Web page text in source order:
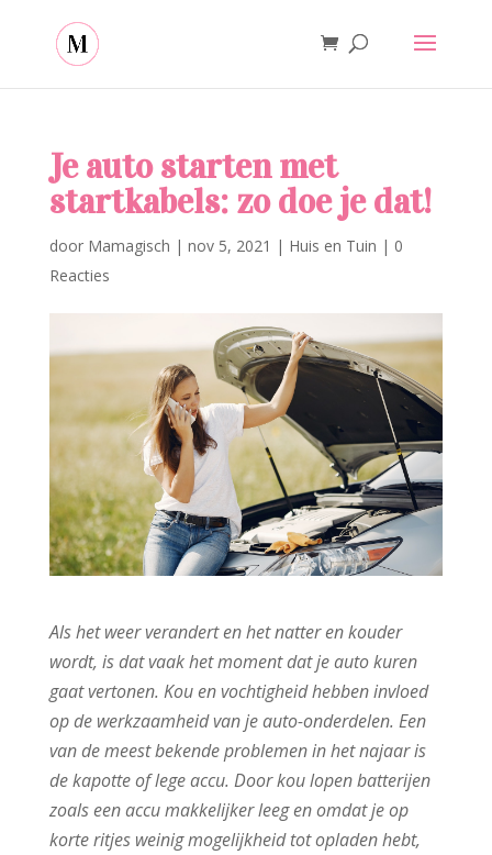
Je auto starten met
startkabels: zo doe je dat!
door Mamagisch | nov 5, 2021 | Huis en Tuin | 0
Reacties
Als het weer verandert en het natter en kouder
wordt, is dat vaak het moment dat je auto kuren
gaat vertonen. Kou en vochtigheid hebben invloed
op de werkzaamheid van je auto-onderdelen. Een
van de meest bekende problemen in het najaar is
de kapotte of lege accu. Door kou lopen batterijen
zoals een accu makkelijker leeg en omdat je op
korte ritjes weinig mogelijkheid tot opladen hebt,